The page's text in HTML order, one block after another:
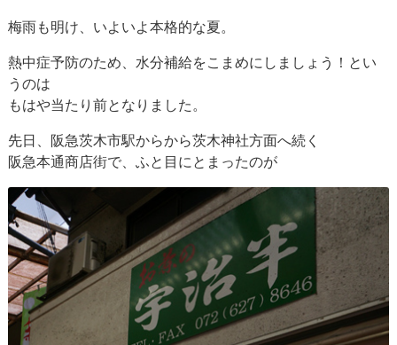
梅雨も明け、いよいよ本格的な夏。
熱中症予防のため、水分補給をこまめにしましょう！とい
うのは
もはや当たり前となりました。
先日、阪急茨木市駅からから茨木神社方面へ続く
阪急本通商店街で、ふと目にとまったのが